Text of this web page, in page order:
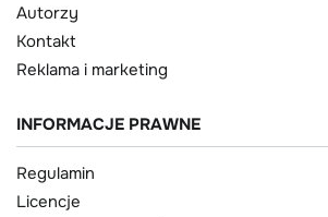
Autorzy
Kontakt
Reklama i marketing
INFORMACJE PRAWNE
Regulamin
Licencje